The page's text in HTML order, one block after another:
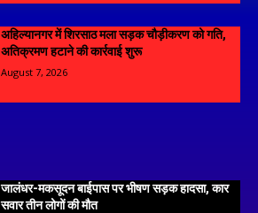
अहिल्यानगर में शिरसाठ मला सड़क चौड़ीकरण को गति,
अतिक्रमण हटाने की कार्रवाई शुरू
August 7, 2026
जालंधर-मकसूदन बाईपास पर भीषण सड़क हादसा, कार
सवार तीन लोगों की मौत